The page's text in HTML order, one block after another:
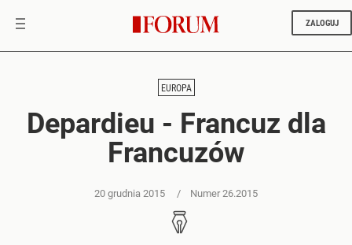
ZALOGUJ
EUROPA
Depardieu - Francuz dla
Francuzów
20 grudnia 2015 Numer 26.2015